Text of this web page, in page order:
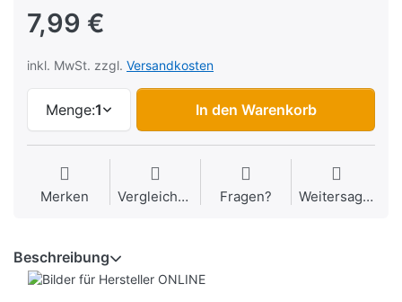
7,99 €
inkl. MwSt. zzgl. Versandkosten
Menge:1 In den Warenkorb
Merken Vergleichen Fragen? Weitersagen
Beschreibung